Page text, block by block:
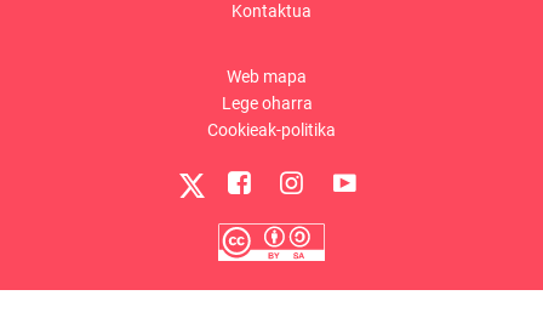
Kontaktua
Web mapa
Lege oharra
Cookieak-politika